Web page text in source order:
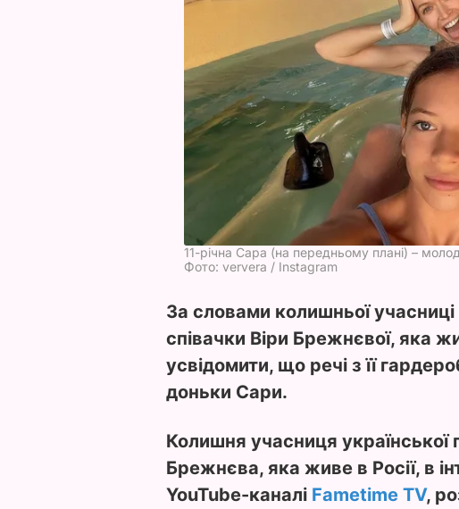
11-річна Сара (на передньому плані) –
Фото: ververa / Instagram
За словами колишньої
співачки Віри Брежнєвої, яка
усвідомити, що речі з її
доньки Сари.
Колишня учасниця української
Брежнєва, яка живе в Росії, в
YouTube-каналі Fametime TV,